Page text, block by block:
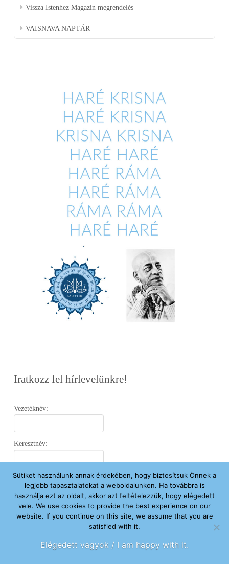
Vissza Istenhez Magazin megrendelés
VAISNAVA NAPTÁR
Iratkozz fel hírlevelünkre!
Vezetéknév:
Keresztnév:
Email:
Elfogadom az Adatvédelmi Nyilatkozatot.
Sütiket használunk annak érdekében, hogy biztosítsuk Önnek a
legjobb tapasztalatokat a weboldalunkon. Ha továbbra is
használja ezt az oldalt, akkor azt feltételezzük, hogy elégedett
vele. We use cookies to provide the best experience on our
website. If you continue on this site, we assume that you are
satisfied with it.
Elégedett vagyok / I am happy with it.